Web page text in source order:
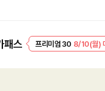
패스
EVENT 8/10(월) 마